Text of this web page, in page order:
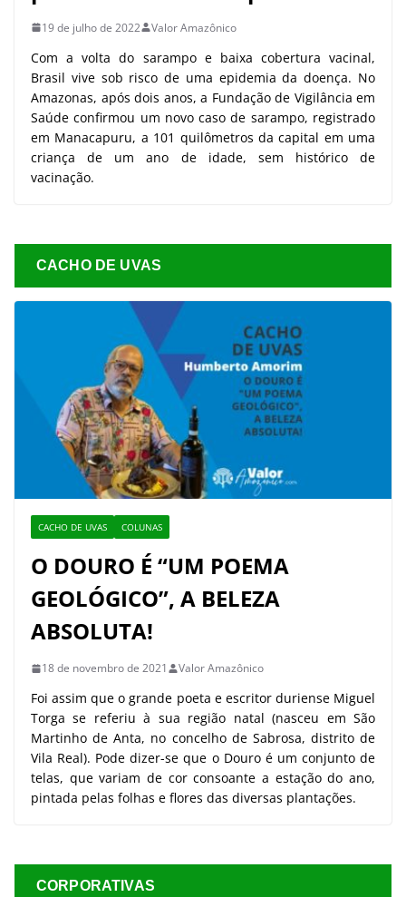
19 de julho de 2022 Valor Amazônico
Com a volta do sarampo e baixa cobertura vacinal,
Brasil vive sob risco de uma epidemia da doença. No
Amazonas, após dois anos, a Fundação de Vigilância em
Saúde confirmou um novo caso de sarampo, registrado
em Manacapuru, a 101 quilômetros da capital em uma
criança de um ano de idade, sem histórico de
vacinação.
CACHO DE UVAS
CACHO DE UVAS COLUNAS
O DOURO É “UM POEMA
GEOLÓGICO”, A BELEZA
ABSOLUTA!
18 de novembro de 2021 Valor Amazônico
Foi assim que o grande poeta e escritor duriense Miguel
Torga se referiu à sua região natal (nasceu em São
Martinho de Anta, no concelho de Sabrosa, distrito de
Vila Real). Pode dizer-se que o Douro é um conjunto de
telas, que variam de cor consoante a estação do ano,
pintada pelas folhas e flores das diversas plantações.
CORPORATIVAS